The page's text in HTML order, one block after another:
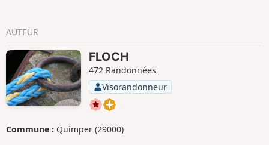
AUTEUR
FLOCH
472 Randonnées
Visorandonneur
Commune : Quimper (29000)